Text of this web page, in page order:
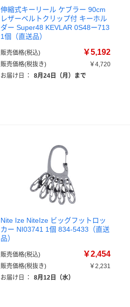
伸縮式キーリール ケブラー 90cm
レザーベルトクリップ付 キーホル
ダー Super48 KEVLAR 0S48ー713
1個（直送品）
販売価格(税込) ￥5,192
販売価格(税抜き)
￥4,720
お届け日
： 8月24日（月）まで
Nite Ize NiteIze ビッグフットロッ
カー NI03741 1個 834-5433（直送
品）
販売価格(税込) ￥2,454
販売価格(税抜き)
￥2,231
お届け日
： 8月12日（水）